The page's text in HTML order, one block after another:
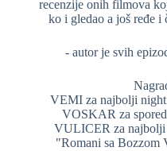
recenzije onih filmova
ko i gledao a još ređe i
- autor je svih
VEMI za najbolji night
VOSKAR za
VULICER za najbolji
"Romani sa Bozzom